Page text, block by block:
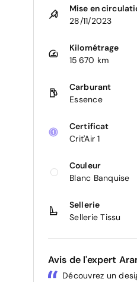
Mise en
28/11/2023
Kilométrage
15 670 km
Carburant
Essence
Certificat
Crit'Air 1
Couleur
Blanc Banquise
Sellerie
Sellerie Tissu
Avis de l'expert
Découvrez un